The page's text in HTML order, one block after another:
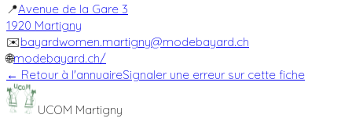
📍Avenue de la Gare 3
1920 Martigny
✉️bayardwomen.martigny@modebayard.ch
🌐modebayard.ch/
← Retour à l'annuaireSignaler une erreur sur cette fiche
UCOM Martigny